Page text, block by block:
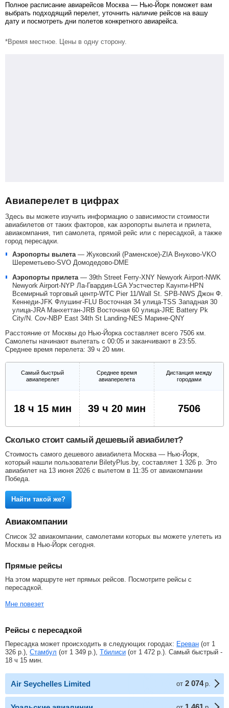
Полное расписание авиарейсов Москва — Нью-Йорк поможет вам
выбрать подходящий перелет, уточнить наличие рейсов на вашу
дату и посмотреть дни полетов конкретного авиарейса.
*Время местное. Цены в одну сторону.
Авиаперелет в цифрах
Здесь вы можете изучить информацию о зависимости стоимости
авиабилетов от таких факторов, как аэропорты вылета и прилета,
авиакомпания, тип самолета, прямой рейс или с пересадкой, а также
город пересадки.
Аэропорты вылета — Жуковский (Раменское)-ZIA Внуково-VKO
Шереметьево-SVO Домодедово-DME
Аэропорты прилета — 39th Street Ferry-XNY Newyork Airport-NWK
Newyork Airport-NYP Ла-Гвардия-LGA Уэстчестер Каунти-HPN
Всемирный торговый центр-WTC Pier 11/Wall St. SPB-NWS Джон Ф.
Кеннеди-JFK Флушинг-FLU Восточная 34 улица-TSS Западная 30
улица-JRA Манхеттан-JRB Восточная 60 улица-JRE Battery Pk
City/N. Cov-NBP East 34th St Landing-NES Марине-QNY
Расстояние от Москвы до Нью-Йорка составляет всего 7506 км.
Самолеты начинают вылетать с 00:05 и заканчивают в 23:55.
Среднее время перелета: 39 ч 20 мин.
Самый быстрый
авиаперелет
Среднее время
авиаперелета
Дистанция между
городами
18 ч 15 мин 39 ч 20 мин 7506
Сколько стоит самый дешевый авиабилет?
Стоимость самого дешевого авиабилета Москва — Нью-Йорк,
который нашли пользователи BiletyPlus.by, составляет 1 326 р . Это
авиабилет на 13 июня 2026 с вылетом в 11:35 от авиакомпании
Победа.
Найти такой же?
Авиакомпании
Список 32 авиакомпании, самолетами которых вы можете улететь из
Москвы в Нью-Йорк сегодня.
Прямые рейсы
На этом маршруте нет прямых рейсов. Посмотрите рейсы с
пересадкой.
Мне повезет
Рейсы с пересадкой
Пересадка может происходить в следующих городах: Ереван (от 1
326 р. ), Стамбул (от 1 349 р. ), Тбилиси (от 1 472 р. ). Самый быстрый -
18 ч 15 мин.
Air Seychelles Limited от 2 074 р.